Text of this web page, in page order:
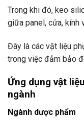
Trong khi đó, keo
giữa panel, cửa, kính
Đây là các vật liệu
trong việc đảm bảo
Ứng dụng vật
ngành
Ngành dược phẩm